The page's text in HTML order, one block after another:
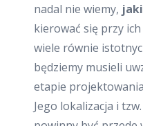
nadal nie wiemy,
kierować się przy
wiele równie
będziemy musieli
etapie
Jego lokalizacja i